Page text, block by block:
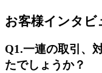
お客様インタビ
Q1.一連の取引、
たでしょうか？